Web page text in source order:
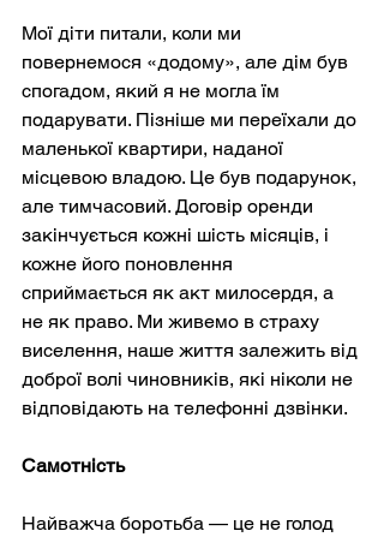
Мої діти питали, коли ми
повернемося «додому», але дім був
спогадом, який я не могла їм
подарувати. Пізніше ми переїхали до
маленької квартири, наданої
місцевою владою. Це був подарунок,
але тимчасовий. Договір оренди
закінчується кожні шість місяців, і
кожне його поновлення
сприймається як акт милосердя, а
не як право. Ми живемо в страху
виселення, наше життя залежить від
доброї волі чиновників, які ніколи не
відповідають на телефонні дзвінки.
Самотність
Найважча боротьба — це не голод